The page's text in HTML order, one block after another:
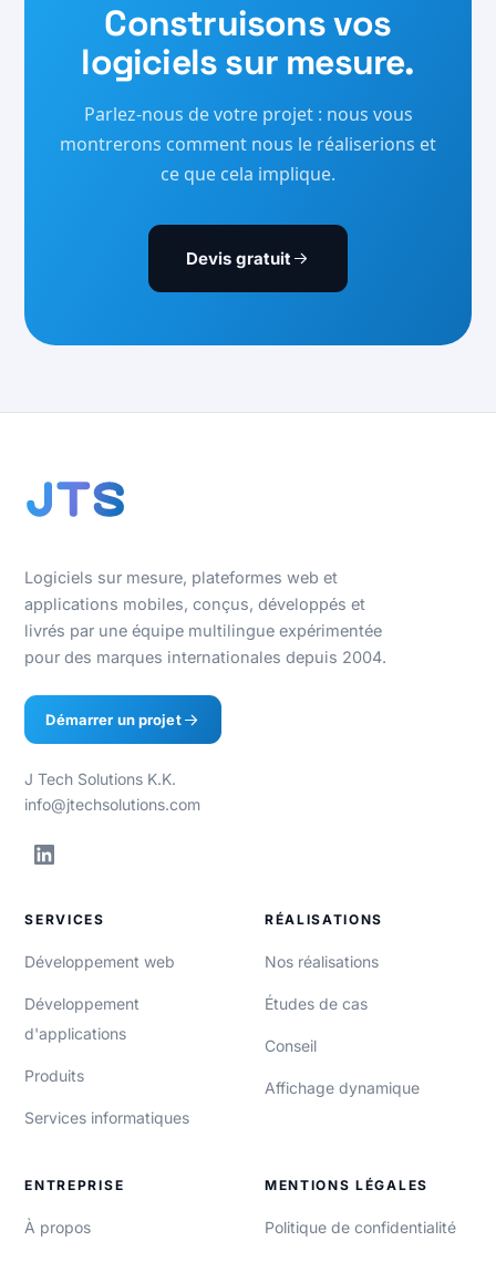
Construisons vos
logiciels sur mesure.
Parlez-nous de votre projet : nous vous
montrerons comment nous le réaliserions et
ce que cela implique.
Devis gratuit
Logiciels sur mesure, plateformes web et
applications mobiles, conçus, développés et
livrés par une équipe multilingue expérimentée
pour des marques internationales depuis 2004.
Démarrer un projet
J Tech Solutions K.K.
info@jtechsolutions.com
SERVICES
Développement web
Développement
d'applications
Produits
Services informatiques
RÉALISATIONS
Nos réalisations
Études de cas
Conseil
Affichage dynamique
ENTREPRISE
À propos
MENTIONS LÉGALES
Politique de confidentialité